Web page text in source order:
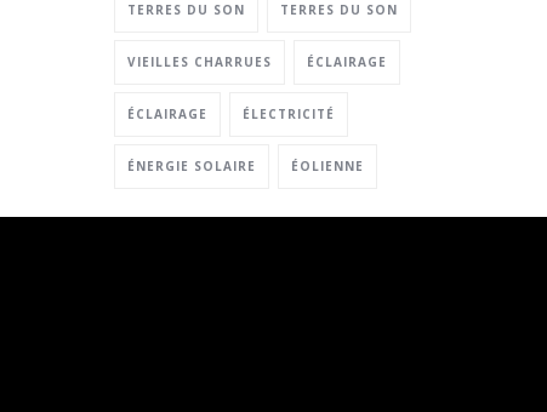
TERRES DU SON TERRES DU SON
VIEILLES CHARRUES ÉCLAIRAGE
ÉCLAIRAGE ÉLECTRICITÉ
ÉNERGIE SOLAIRE ÉOLIENNE